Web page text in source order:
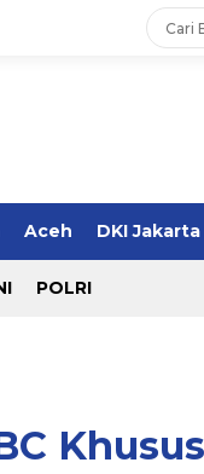
Aceh DKI Jakarta
POLRI